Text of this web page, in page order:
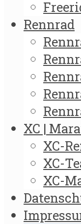
Rennrad
XC |
XC-
XC-
XC-